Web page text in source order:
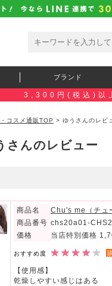
ブランド
3,300円(税込)以
コスメ通販TOP > ゆうさんのレビ
さんのレビュー
商品名
Chu's me（チュ
商品番号 chs20a01-
価格
当店特別価格
おすすめ度
【使用感】
乾燥しやすい感じはある